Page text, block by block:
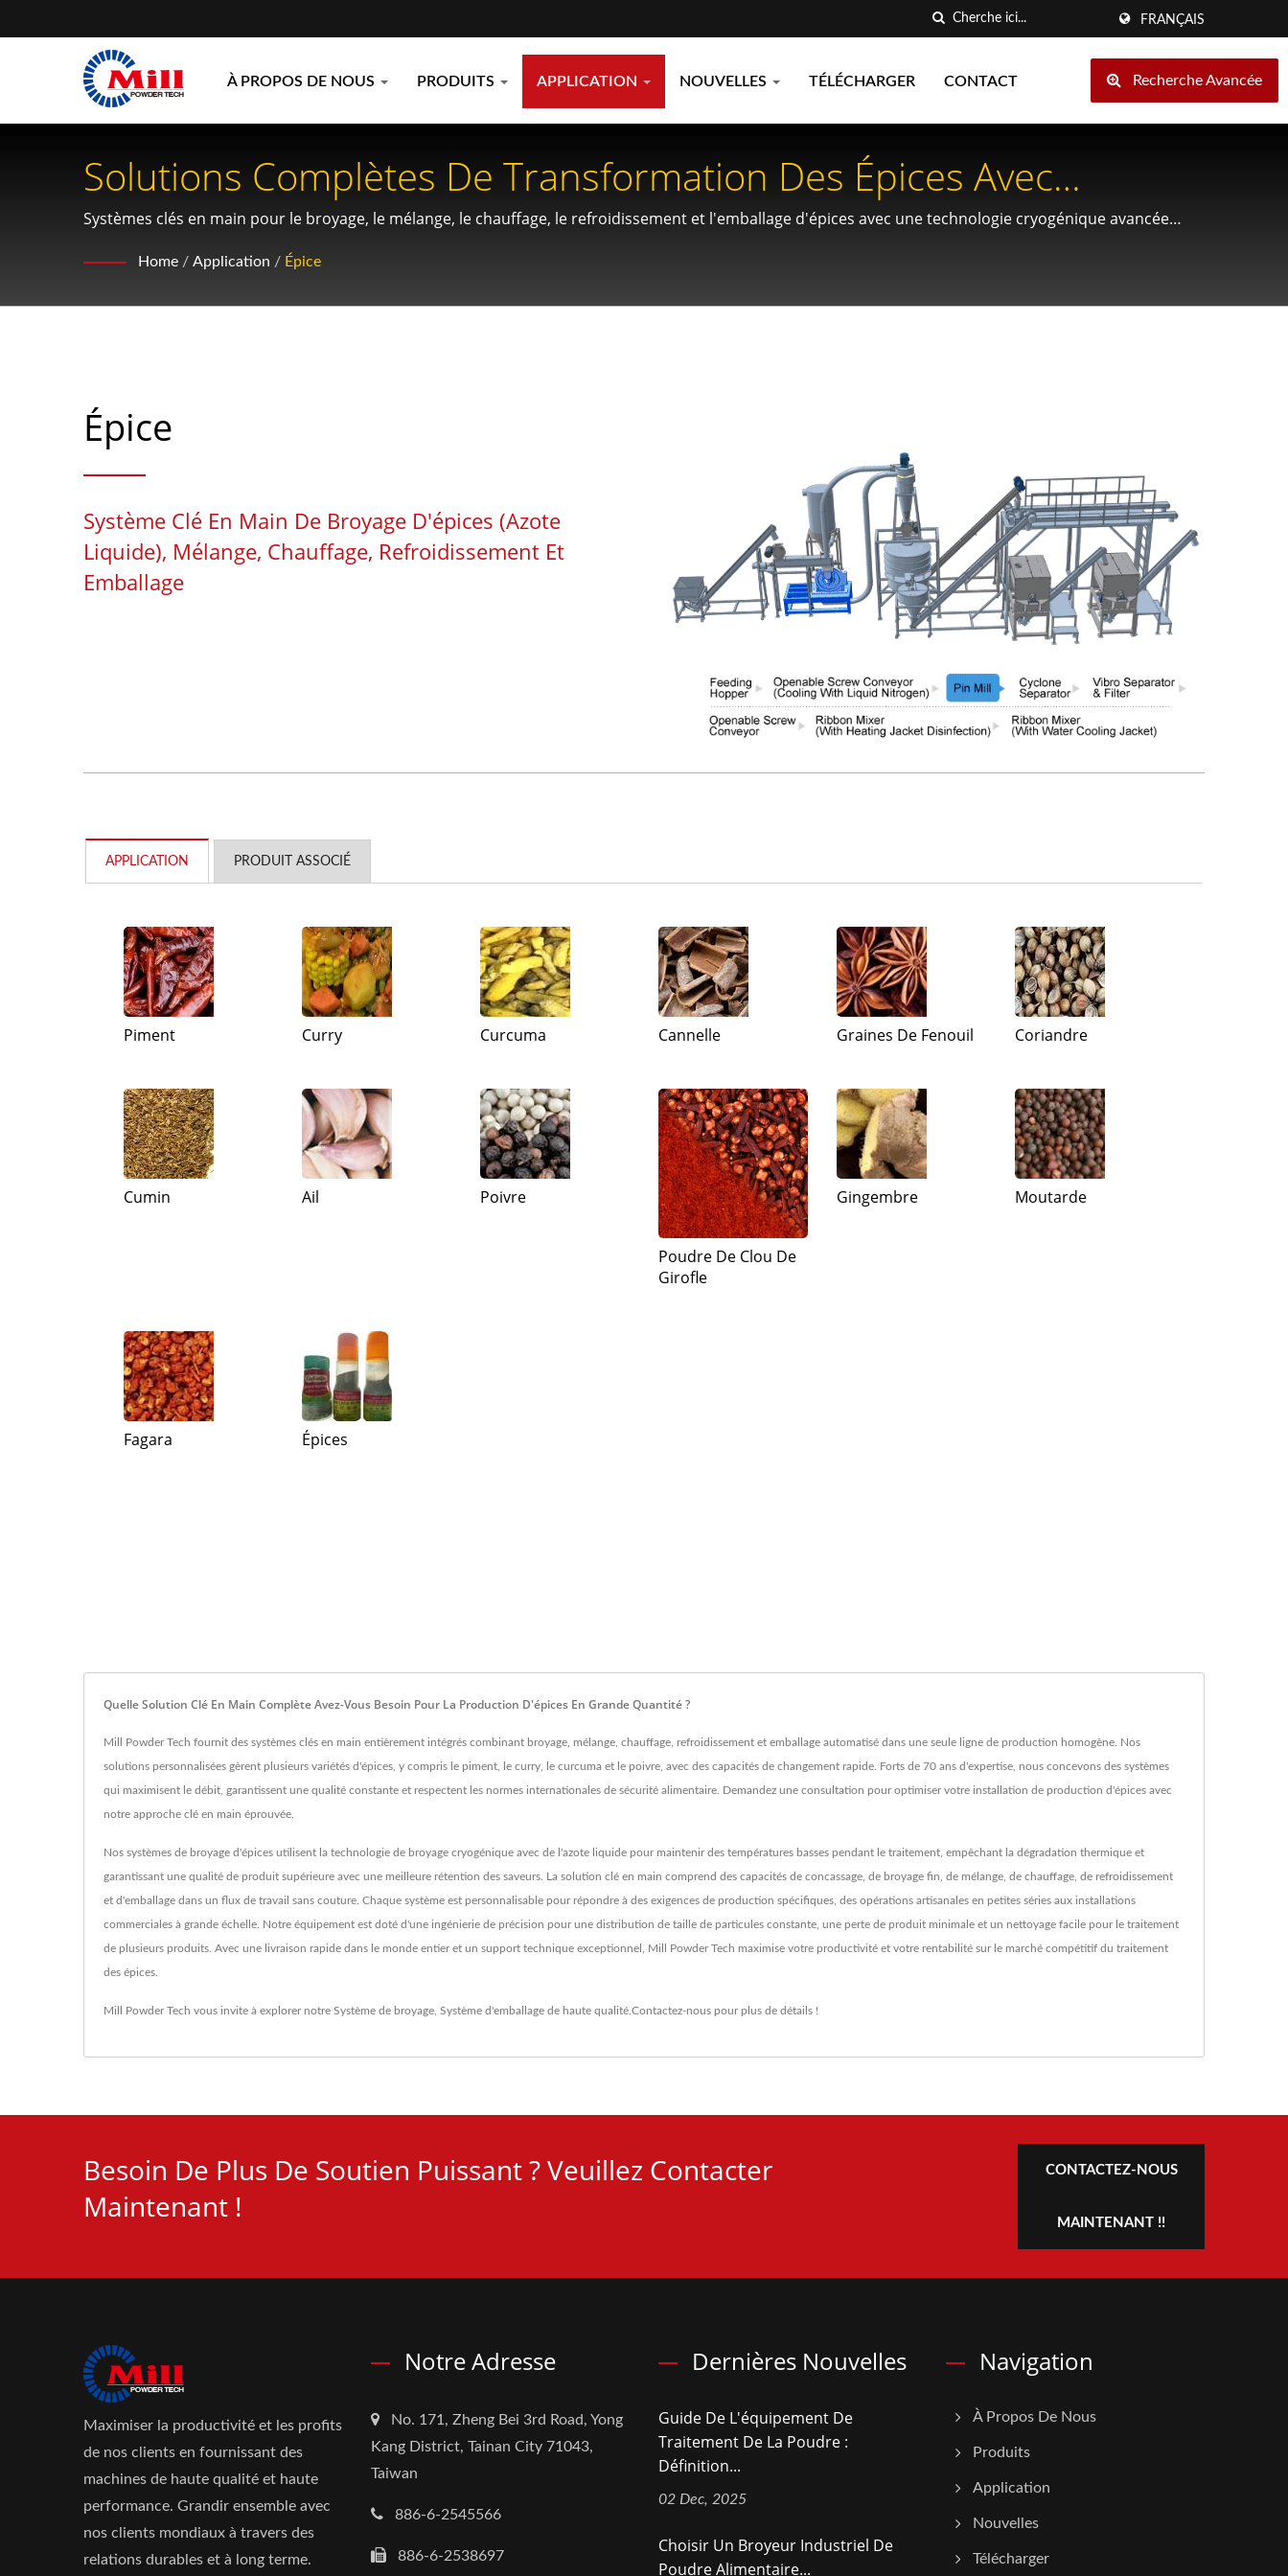
FRANÇAIS
À PROPOS DE NOUS PRODUITS APPLICATION NOUVELLES TÉLÉCHARGER CONTACT Recherche Avancée
Solutions Complètes De Transformation Des Épices Avec
Technologie De Broyage À L'azote Liquide.
Systèmes clés en main pour le broyage, le mélange, le chauffage, le refroidissement et l'emballage d'épices avec une technologie cryogénique avancée
Home / Application / Épice
Épice
Système Clé En Main De Broyage D'épices (azote
Liquide), Mélange, Chauffage, Refroidissement Et
Emballage
APPLICATION PRODUIT ASSOCIÉ
Piment Curry Curcuma Cannelle Graines De Fenouil Coriandre
Cumin Ail Poivre
Poudre De Clou De
Girofle
Gingembre Moutarde
Fagara Épices
Quelle Solution Clé En Main Complète Avez-Vous Besoin Pour La Production D'épices En Grande Quantité ?
Mill Powder Tech fournit des systèmes clés en main entièrement intégrés combinant broyage, mélange, chauffage, refroidissement et emballage automatisé dans une seule ligne de production homogène. Nos
solutions personnalisées gèrent plusieurs variétés d'épices, y compris le piment, le curry, le curcuma et le poivre, avec des capacités de changement rapide. Forts de 70 ans d'expertise, nous concevons des systèmes
qui maximisent le débit, garantissent une qualité constante et respectent les normes internationales de sécurité alimentaire. Demandez une consultation pour optimiser votre installation de production d'épices avec
notre approche clé en main éprouvée.
Nos systèmes de broyage d'épices utilisent la technologie de broyage cryogénique avec de l'azote liquide pour maintenir des températures basses pendant le traitement, empêchant la dégradation thermique et
garantissant une qualité de produit supérieure avec une meilleure rétention des saveurs. La solution clé en main comprend des capacités de concassage, de broyage fin, de mélange, de chauffage, de refroidissement
et d'emballage dans un flux de travail sans couture. Chaque système est personnalisable pour répondre à des exigences de production spécifiques, des opérations artisanales en petites séries aux installations
commerciales à grande échelle. Notre équipement est doté d'une ingénierie de précision pour une distribution de taille de particules constante, une perte de produit minimale et un nettoyage facile pour le traitement
de plusieurs produits. Avec une livraison rapide dans le monde entier et un support technique exceptionnel, Mill Powder Tech maximise votre productivité et votre rentabilité sur le marché compétitif du traitement
des épices.
Mill Powder Tech vous invite à explorer notre Système de broyage, Système d'emballage de haute qualité.Contactez-nous pour plus de détails !
Besoin De Plus De Soutien Puissant ? Veuillez Contacter
Maintenant !
CONTACTEZ-NOUS
MAINTENANT !!
Maximiser la productivité et les profits
de nos clients en fournissant des
machines de haute qualité et haute
performance. Grandir ensemble avec
nos clients mondiaux à travers des
relations durables et à long terme.
Notre Adresse
No. 171, Zheng Bei 3rd Road, Yong
Kang District, Tainan City 71043,
Taiwan
886-6-2545566
886-6-2538697
Dernières Nouvelles
Guide De L'équipement De
Traitement De La Poudre :
Définition...
02 Dec, 2025
Choisir Un Broyeur Industriel De
Poudre Alimentaire...
Navigation
À Propos De Nous
Produits
Application
Nouvelles
Télécharger